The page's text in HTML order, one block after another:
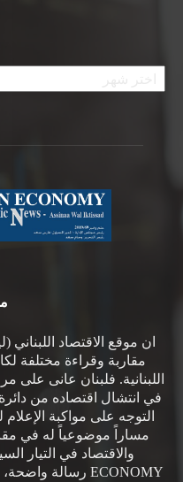
الأرشيف
ان موقع الاقتصاد اللبناني
مقاربة وقراءة مختلفة
اللبنانية. فلبنان عانى
في انتشال اقتصاده من
التوجه على مواكبة
مساراً موضوعياً له في
ECONOMY رسالة واضحة، هي: تغليب الاقتصاد على السياسة.